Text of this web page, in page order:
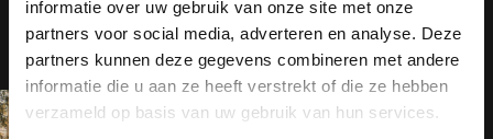
informatie over uw gebruik van onze site met onze
partners voor social media, adverteren en analyse. Deze
partners kunnen deze gegevens combineren met andere
informatie die u aan ze heeft verstrekt of die ze hebben
verzameld op basis van uw gebruik van hun services.
van de nieuwste
vacatures!
Altijd als 1e op de hoogte van de
nieuwste vacatures als je een job
alert aanmaakt!